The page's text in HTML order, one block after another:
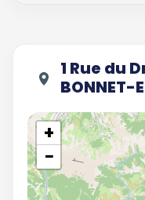
1 Rue du
BONNET-
+
−